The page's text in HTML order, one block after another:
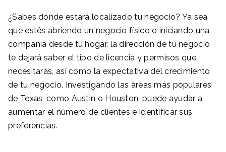
¿Sabes dónde estará localizado tu negocio? Ya sea
que estés abriendo un negocio físico o iniciando una
compañía desde tu hogar, la dirección de tu negocio
te dejará saber el tipo de licencia y permisos que
necesitarás, así como la expectativa del crecimiento
de tu negocio. Investigando las áreas más populares
de Texas, como Austin o Houston, puede ayudar a
aumentar el número de clientes e identificar sus
preferencias.